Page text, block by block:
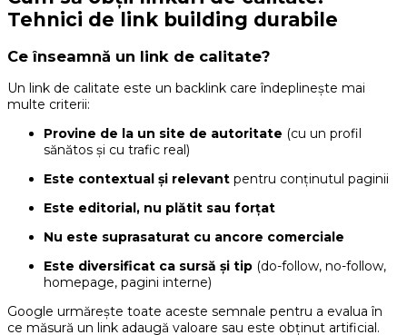
Tehnici de link building durabile
Ce înseamnă un link de calitate?
Un link de calitate este un backlink care îndeplinește mai
multe criterii:
Provine de la un site de autoritate (cu un profil
sănătos și cu trafic real)
Este contextual și relevant pentru conținutul paginii
Este editorial, nu plătit sau forțat
Nu este suprasaturat cu ancore comerciale
Este diversificat ca sursă și tip (do-follow, no-follow,
homepage, pagini interne)
Google urmărește toate aceste semnale pentru a evalua în
ce măsură un link adaugă valoare sau este obținut artificial.